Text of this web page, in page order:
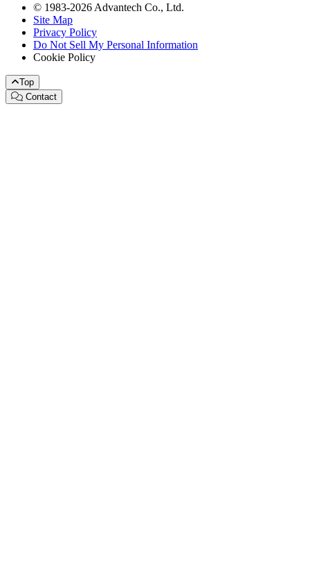
© 1983-2026 Advantech Co., Ltd.
Site Map
Privacy Policy
Do Not Sell My Personal Information
Cookie Policy
Top
Contact